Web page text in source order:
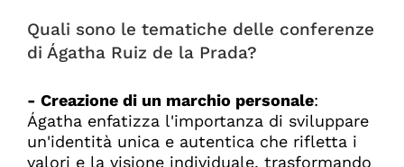
Quali sono le tematiche delle conferenze
di Ágatha Ruiz de la Prada?
- Creazione di un marchio personale:
Ágatha enfatizza l'importanza di sviluppare
un'identità unica e autentica che rifletta i
valori e la visione individuale, trasformando